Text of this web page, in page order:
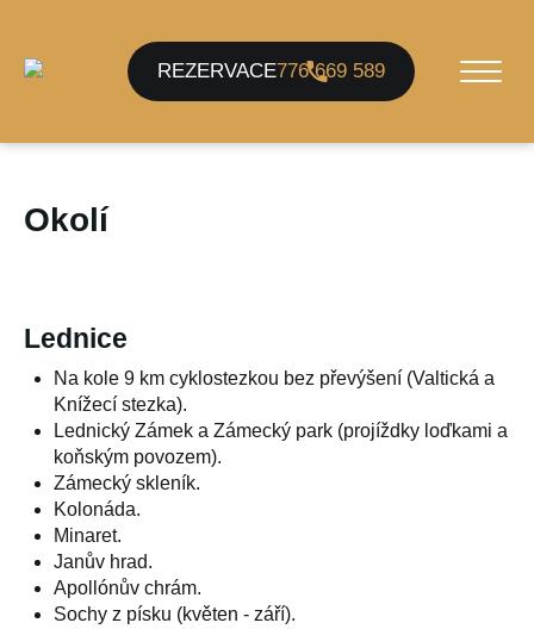
REZERVACE776 669 589
Okolí
Lednice
Na kole 9 km cyklostezkou bez převýšení (Valtická a
Knížecí stezka).
Lednický Zámek a Zámecký park (projíždky loďkami a
koňským povozem).
Zámecký skleník.
Kolonáda.
Minaret.
Janův hrad.
Apollónův chrám.
Sochy z písku (květen - září).